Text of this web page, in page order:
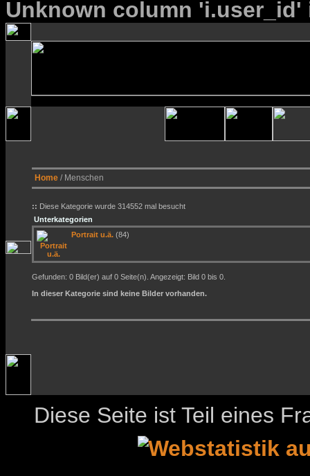
Unknown column
Home / Menschen
:: Diese Kategorie wurde 314552 mal besucht
Unterkategorien
Portrait u.ä. (84)
Gefunden: 0 Bild(er) auf 0 Seite(n). Angezeigt: Bild 0 bis 0.
In dieser Kategorie sind keine Bilder vorhanden.
Diese Seite ist Teil eines